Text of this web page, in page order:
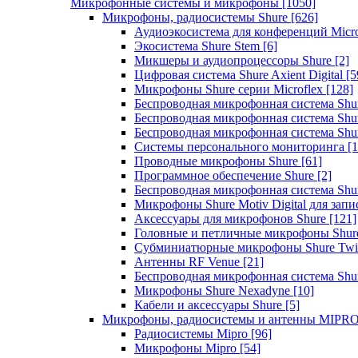
Микрофонные системы и микрофоны
[1050]
Микрофоны, радиосистемы Shure [626]
Аудиоэкосистема для конференций
Экосистема Shure Stem [6]
Микшеры и аудиопроцессоры Shure [2]
Цифровая система Shure Axient Digital
Микрофоны Shure серии Microflex [128]
Беспроводная микрофонная система
Беспроводная микрофонная система
Беспроводная микрофонная система
Системы персонального мониторинга
Проводные микрофоны Shure [61]
Программное обеспечение Shure [2]
Беспроводная микрофонная система
Микрофоны Shure Motiv Digital для
Аксессуары для микрофонов Shure [121]
Головные и петличные микрофоны
Субминиатюрные микрофоны Shure
Антенны RF Venue [21]
Беспроводная микрофонная система
Микрофоны Shure Nexadyne [10]
Кабели и аксессуары Shure [5]
Микрофоны, радиосистемы и антенны
Радиосистемы Mipro [96]
Микрофоны Mipro [54]